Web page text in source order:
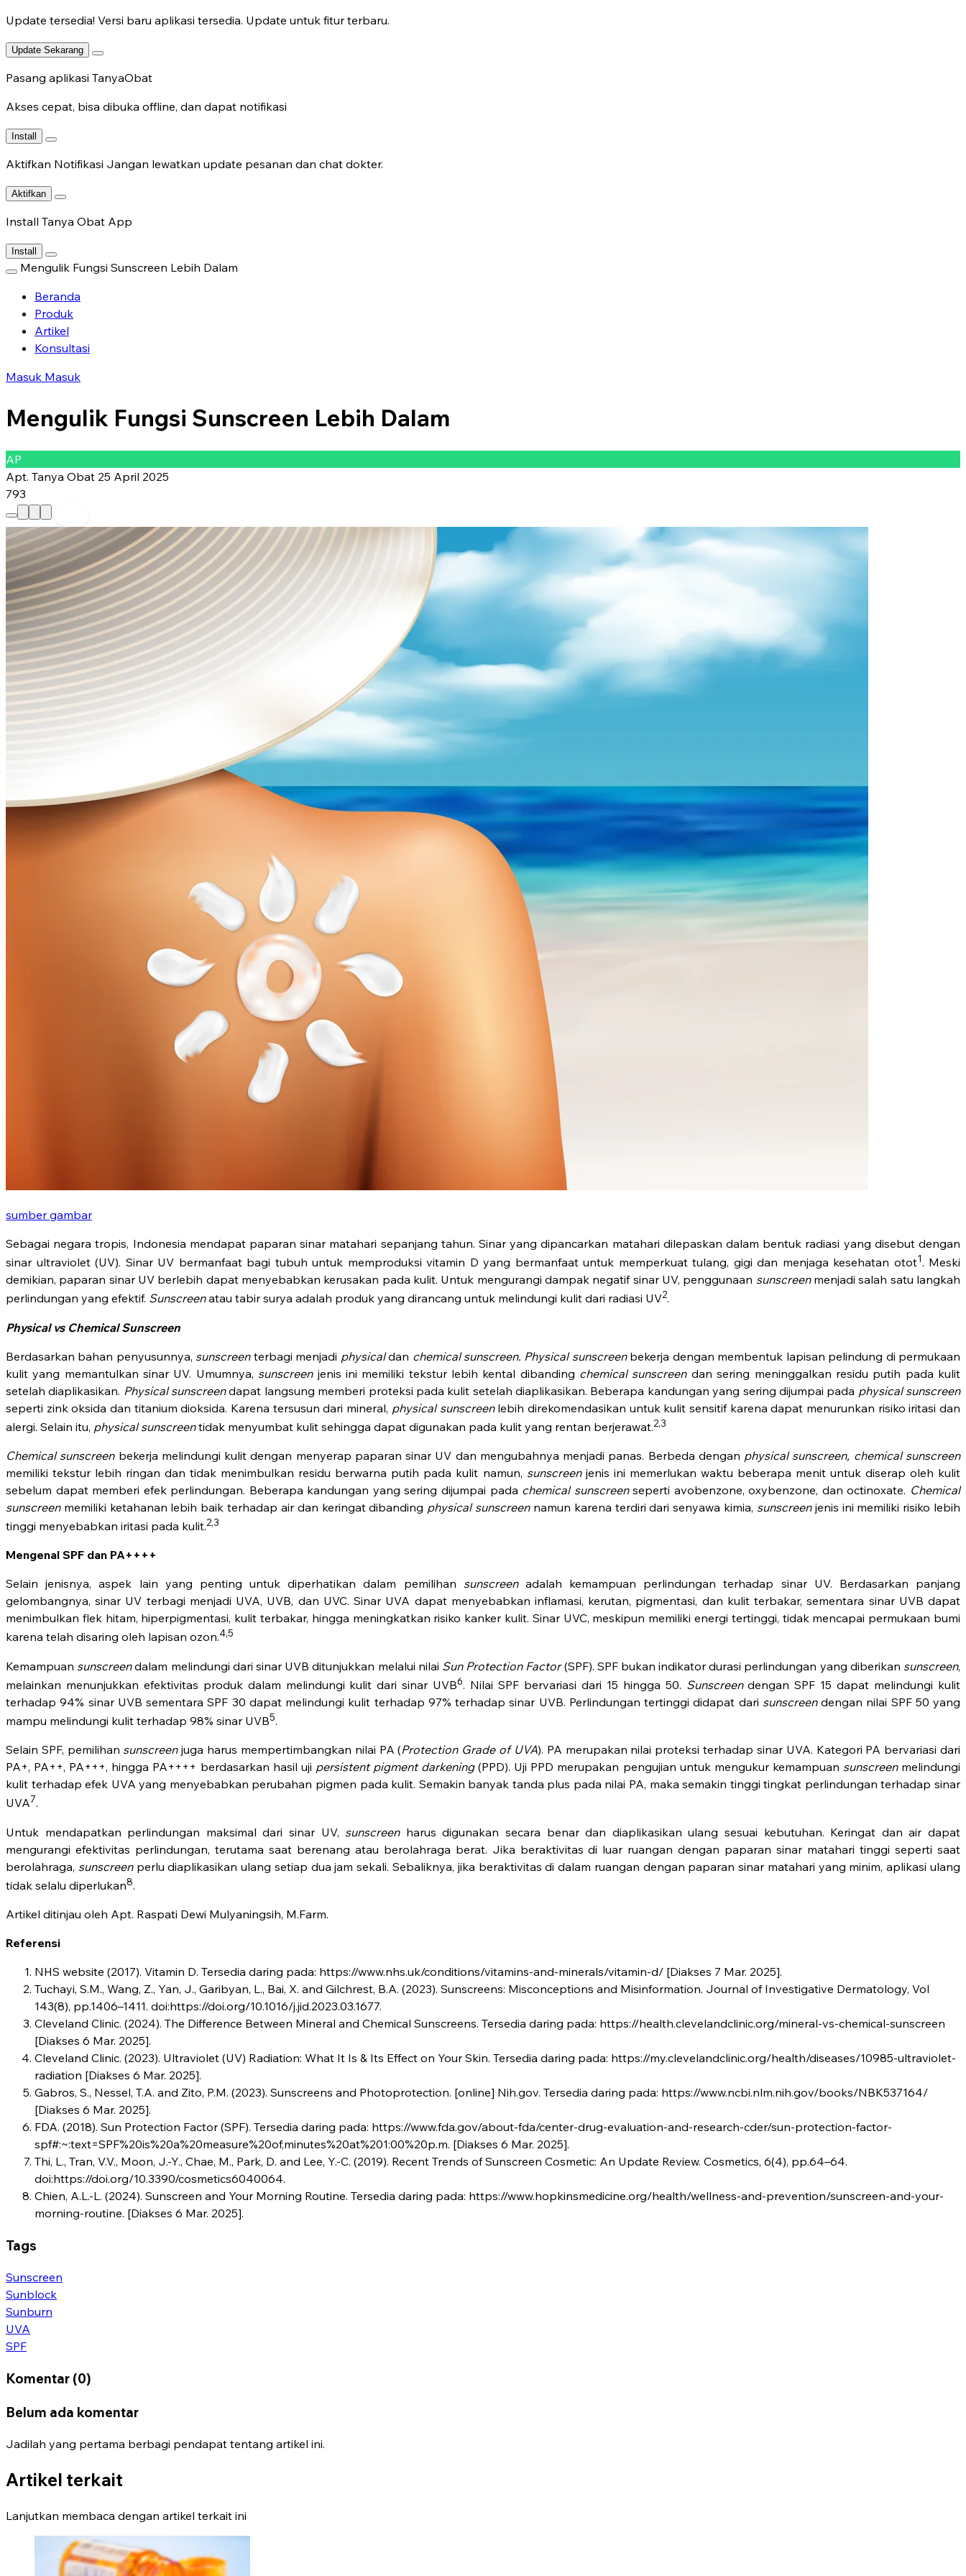
Update tersedia! Versi baru aplikasi tersedia. Update untuk fitur terbaru.
Update Sekarang
Pasang aplikasi TanyaObat
Akses cepat, bisa dibuka offline, dan dapat notifikasi
Install
Aktifkan Notifikasi Jangan lewatkan update pesanan dan chat dokter.
Aktifkan
Install Tanya Obat App
Install
Mengulik Fungsi Sunscreen Lebih Dalam
Beranda
Produk
Artikel
Konsultasi
Masuk Masuk
Mengulik Fungsi Sunscreen Lebih Dalam
AP
Apt. Tanya Obat 25 April 2025
793
sumber gambar
Sebagai negara tropis, Indonesia mendapat paparan sinar matahari sepanjang tahun. Sinar yang dipancarkan matahari dilepaskan dalam bentuk radiasi yang disebut dengan
sinar ultraviolet (UV). Sinar UV bermanfaat bagi tubuh untuk memproduksi vitamin D yang bermanfaat untuk memperkuat tulang, gigi dan menjaga kesehatan otot1. Meski
demikian, paparan sinar UV berlebih dapat menyebabkan kerusakan pada kulit. Untuk mengurangi dampak negatif sinar UV, penggunaan sunscreenmenjadi salah satu langkah
perlindungan yang efektif. Sunscreenatau tabir surya adalah produk yang dirancang untuk melindungi kulit dari radiasi UV2.
Physical vs Chemical Sunscreen
Berdasarkan bahan penyusunnya, sunscreenterbagi menjadi physicaldan chemical sunscreen. Physical sunscreenbekerja dengan membentuk lapisan pelindung di permukaan
kulit yang memantulkan sinar UV. Umumnya, sunscreenjenis ini memiliki tekstur lebih kental dibanding chemical sunscreendan sering meninggalkan residu putih pada kulit
setelah diaplikasikan. Physical sunscreendapat langsung memberi proteksi pada kulit setelah diaplikasikan. Beberapa kandungan yang sering dijumpai pada physical sunscreen
seperti zink oksida dan titanium dioksida. Karena tersusun dari mineral, physical sunscreenlebih direkomendasikan untuk kulit sensitif karena dapat menurunkan risiko iritasi dan
alergi. Selain itu, physical sunscreentidak menyumbat kulit sehingga dapat digunakan pada kulit yang rentan berjerawat.2,3
Chemical sunscreenbekerja melindungi kulit dengan menyerap paparan sinar UV dan mengubahnya menjadi panas. Berbeda dengan physical sunscreen, chemical sunscreen
memiliki tekstur lebih ringan dan tidak menimbulkan residu berwarna putih pada kulit namun, sunscreenjenis ini memerlukan waktu beberapa menit untuk diserap oleh kulit
sebelum dapat memberi efek perlindungan. Beberapa kandungan yang sering dijumpai pada chemical sunscreenseperti avobenzone, oxybenzone, dan octinoxate. Chemical
sunscreenmemiliki ketahanan lebih baik terhadap air dan keringat dibanding physical sunscreennamun karena terdiri dari senyawa kimia, sunscreenjenis ini memiliki risiko lebih
tinggi menyebabkan iritasi pada kulit.2,3
Mengenal SPF dan PA++++
Selain jenisnya, aspek lain yang penting untuk diperhatikan dalam pemilihan sunscreenadalah kemampuan perlindungan terhadap sinar UV. Berdasarkan panjang
gelombangnya, sinar UV terbagi menjadi UVA, UVB, dan UVC. Sinar UVA dapat menyebabkan inflamasi, kerutan, pigmentasi, dan kulit terbakar, sementara sinar UVB dapat
menimbulkan flek hitam, hiperpigmentasi, kulit terbakar, hingga meningkatkan risiko kanker kulit. Sinar UVC, meskipun memiliki energi tertinggi, tidak mencapai permukaan bumi
karena telah disaring oleh lapisan ozon.4,5
Kemampuan sunscreendalam melindungi dari sinar UVB ditunjukkan melalui nilai Sun Protection Factor(SPF). SPF bukan indikator durasi perlindungan yang diberikan sunscreen,
melainkan menunjukkan efektivitas produk dalam melindungi kulit dari sinar UVB6. Nilai SPF bervariasi dari 15 hingga 50. Sunscreendengan SPF 15 dapat melindungi kulit
terhadap 94% sinar UVB sementara SPF 30 dapat melindungi kulit terhadap 97% terhadap sinar UVB. Perlindungan tertinggi didapat dari sunscreendengan nilai SPF 50 yang
mampu melindungi kulit terhadap 98% sinar UVB5.
Selain SPF, pemilihan sunscreenjuga harus mempertimbangkan nilai PA (Protection Grade of UVA). PA merupakan nilai proteksi terhadap sinar UVA. Kategori PA bervariasi dari
PA+, PA++, PA+++, hingga PA++++ berdasarkan hasil uji persistent pigment darkening(PPD). Uji PPD merupakan pengujian untuk mengukur kemampuan sunscreenmelindungi
kulit terhadap efek UVA yang menyebabkan perubahan pigmen pada kulit. Semakin banyak tanda plus pada nilai PA, maka semakin tinggi tingkat perlindungan terhadap sinar
UVA7.
Untuk mendapatkan perlindungan maksimal dari sinar UV, sunscreenharus digunakan secara benar dan diaplikasikan ulang sesuai kebutuhan. Keringat dan air dapat
mengurangi efektivitas perlindungan, terutama saat berenang atau berolahraga berat. Jika beraktivitas di luar ruangan dengan paparan sinar matahari tinggi seperti saat
berolahraga, sunscreenperlu diaplikasikan ulang setiap dua jam sekali. Sebaliknya, jika beraktivitas di dalam ruangan dengan paparan sinar matahari yang minim, aplikasi ulang
tidak selalu diperlukan8.
Artikel ditinjau oleh Apt. Raspati Dewi Mulyaningsih, M.Farm.
Referensi
‌NHS website (2017). Vitamin D. Tersedia daring pada: https://www.nhs.uk/conditions/vitamins-and-minerals/vitamin-d/ [Diakses 7 Mar. 2025].
Tuchayi, S.M., Wang, Z., Yan, J., Garibyan, L., Bai, X. and Gilchrest, B.A. (2023). Sunscreens: Misconceptions and Misinformation. Journal of Investigative Dermatology, Vol
143(8), pp.1406–1411. doi:https://doi.org/10.1016/j.jid.2023.03.1677.
Cleveland Clinic. (2024). The Difference Between Mineral and Chemical Sunscreens. Tersedia daring pada: https://health.clevelandclinic.org/mineral-vs-chemical-sunscreen
[Diakses 6 Mar. 2025].
‌Cleveland Clinic. (2023). Ultraviolet (UV) Radiation: What It Is & Its Effect on Your Skin. Tersedia daring pada: https://my.clevelandclinic.org/health/diseases/10985-ultraviolet-
radiation [Diakses 6 Mar. 2025].
‌Gabros, S., Nessel, T.A. and Zito, P.M. (2023). Sunscreens and Photoprotection. [online] Nih.gov. Tersedia daring pada: https://www.ncbi.nlm.nih.gov/books/NBK537164/
[Diakses 6 Mar. 2025].
FDA. (2018). Sun Protection Factor (SPF). Tersedia daring pada: https://www.fda.gov/about-fda/center-drug-evaluation-and-research-cder/sun-protection-factor-
spf#:~:text=SPF%20is%20a%20measure%20of,minutes%20at%201:00%20p.m. [Diakses 6 Mar. 2025].
Thi, L., Tran, V.V., Moon, J.-Y., Chae, M., Park, D. and Lee, Y.-C. (2019). Recent Trends of Sunscreen Cosmetic: An Update Review. Cosmetics, 6(4), pp.64–64.
doi:https://doi.org/10.3390/cosmetics6040064.
Chien, A.L.-L. (2024). Sunscreen and Your Morning Routine. Tersedia daring pada: https://www.hopkinsmedicine.org/health/wellness-and-prevention/sunscreen-and-your-
morning-routine. [Diakses 6 Mar. 2025].
Tags
Sunscreen
Sunblock
Sunburn
UVA
SPF
Komentar (0)
Belum ada komentar
Jadilah yang pertama berbagi pendapat tentang artikel ini.
Artikel terkait
Lanjutkan membaca dengan artikel terkait ini